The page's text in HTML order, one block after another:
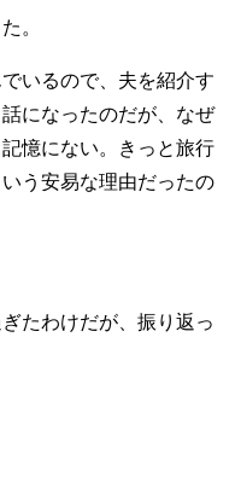
。
いるので、夫を紹介す
になったのだが、なぜ
憶にない。きっと旅行
う安易な理由だったの
たわけだが、振り返っ